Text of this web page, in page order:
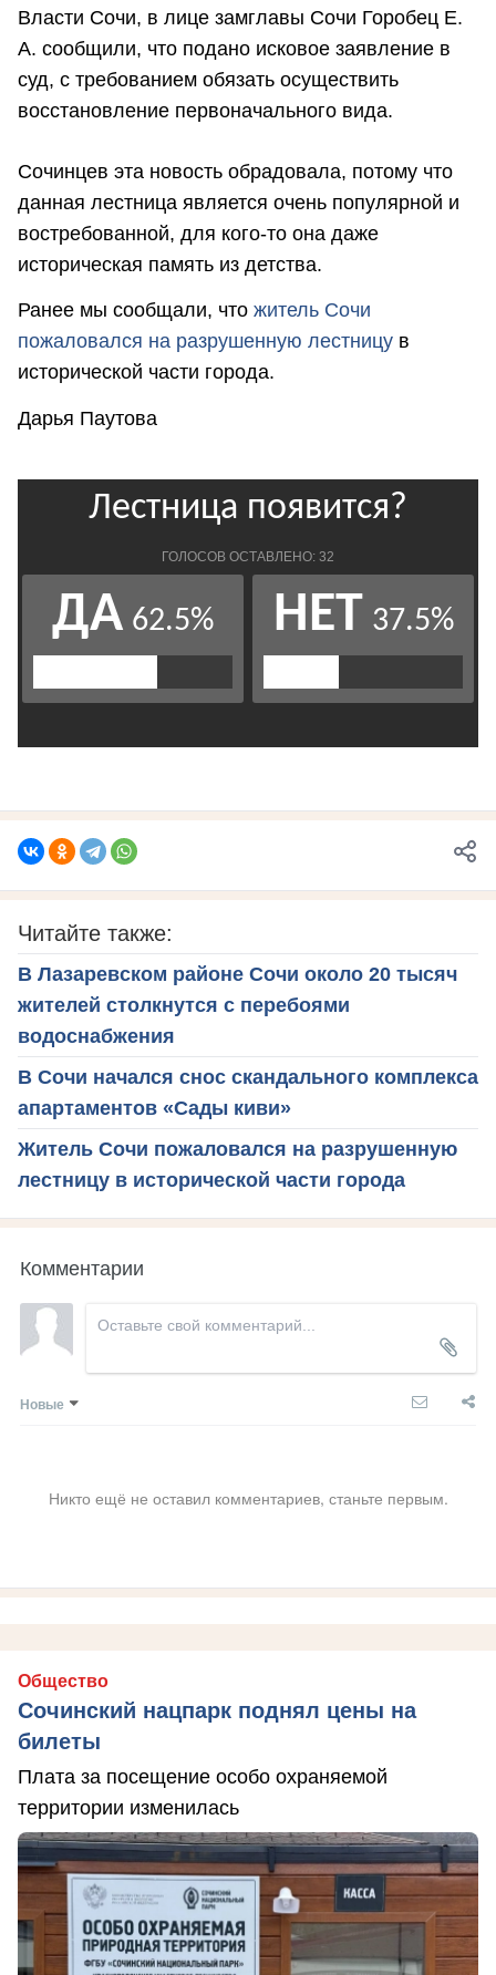
Власти Сочи, в лице замглавы Сочи Горобец Е.
А. сообщили, что подано исковое заявление в
суд, с требованием обязать осуществить
восстановление первоначального вида.
Сочинцев эта новость обрадовала, потому что
данная лестница является очень популярной и
востребованной, для кого-то она даже
историческая память из детства.
Ранее мы сообщали, что житель Сочи
пожаловался на разрушенную лестницу в
исторической части города.
Дарья Паутова
Читайте также:
В Лазаревском районе Сочи около 20 тысяч
жителей столкнутся с перебоями
водоснабжения
В Сочи начался снос скандального комплекса
апартаментов «Сады киви»
Житель Сочи пожаловался на разрушенную
лестницу в исторической части города
Комментарии
Новые
Никто ещё не оставил комментариев, станьте первым.
Общество
Сочинский нацпарк поднял цены на
билеты
Плата за посещение особо охраняемой
территории изменилась